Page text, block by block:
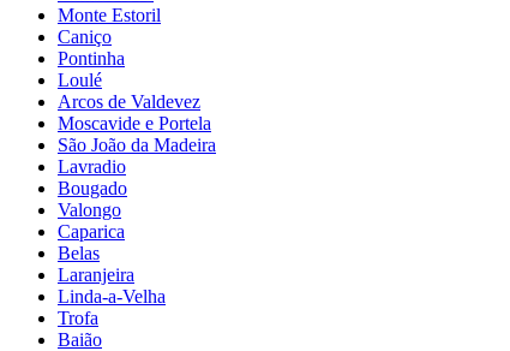
Monte Estoril
Caniço
Pontinha
Loulé
Arcos de Valdevez
Moscavide e Portela
São João da Madeira
Lavradio
Bougado
Valongo
Caparica
Belas
Laranjeira
Linda-a-Velha
Trofa
Baião